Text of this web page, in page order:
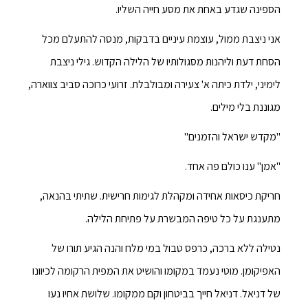
הספינה שגדע באחת את מסע חייה השליו.
אני ניצבת ממול, עוצמת עיניים בדבקות, מנסה להתעלם מכל
הסחת דעת וליהנות מסגולותיו של הלילה הקדוש. גילי ניצבת
לימיני, ילדת כיתה א' צעירה ומבולבלת. זרועי כרוכה סביב צווארה,
מגוננת בלי מילים.
"מקדש ישראל והזמנים"
"אמן" ענו כולם פה אחד.
חריקת כיסאות אחידה ומקהלת לגימות חרישית. שתיתי בהנאה,
מתענגת על כל טיפה המבשרת על פתיחת הלילה.
נטילה ללא ברכה, כרפס טבול במי מלח והנה הגיע תורו של
האפיקומן. מוטי נעמד במקומו והושיט את המפית הרקומה לכיוונו
של דניאל. דניאל חייך בביטחון וקם ממקומו. שלושת אחיו נעו